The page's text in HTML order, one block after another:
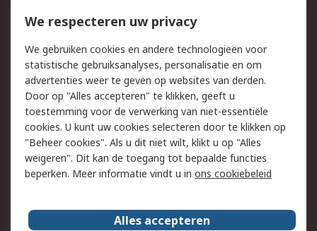
Bestellen
Inkoopoplossingen
Track & Trace
Wettelijk
Cookiebeleid
Email veiligheid
Privacybeleid
Websitevoorwaarden
Algemene
verkoopvoorwaarden
Over RS
We respecteren uw privacy
We gebruiken cookies en andere technologieën voor
statistische gebruiksanalyses, personalisatie en om
advertenties weer te geven op websites van derden.
Door op "Alles accepteren" te klikken, geeft u
toestemming voor de verwerking van niet-essentiële
cookies. U kunt uw cookies selecteren door te klikken op
"Beheer cookies". Als u dit niet wilt, klikt u op "Alles
weigeren". Dit kan de toegang tot bepaalde functies
beperken. Meer informatie vindt u in ons cookiebeleid
Alles accepteren